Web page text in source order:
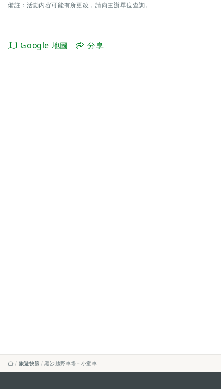
備註：活動內容可能有所更改，請向主辦單位查詢。
Google 地圖 分享
旅遊快訊 黑沙越野車場－小童車